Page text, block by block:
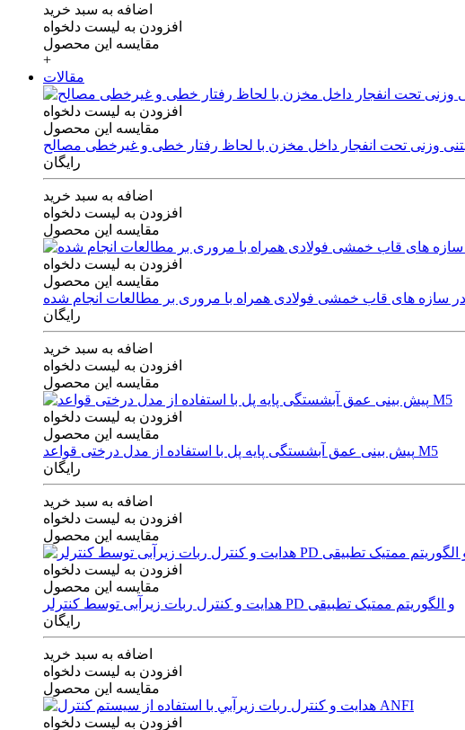
اضافه به سبد خرید
افزودن به لیست دلخواه
مقایسه این محصول
+
مقالات
افزودن به لیست دلخواه
مقایسه این محصول
بتنی وزنی تحت انفجار داخل مخزن با لحاظ رفتار خطی و غیرخطی مصالح
رایگان
اضافه به سبد خرید
افزودن به لیست دلخواه
مقایسه این محصول
افزودن به لیست دلخواه
مقایسه این محصول
در سازه های قاب خمشی فولادی همراه با مروری بر مطالعات انجام شده
رایگان
اضافه به سبد خرید
افزودن به لیست دلخواه
مقایسه این محصول
افزودن به لیست دلخواه
مقایسه این محصول
پیش بینی عمق آبشستگی پایه پل با استفاده از مدل درختی قواعد M5
رایگان
اضافه به سبد خرید
افزودن به لیست دلخواه
مقایسه این محصول
افزودن به لیست دلخواه
مقایسه این محصول
هدایت و کنترل ربات زیرآبی توسط کنترلر PD و الگوریتم ممتیک تطبیقی
رایگان
اضافه به سبد خرید
افزودن به لیست دلخواه
مقایسه این محصول
افزودن به لیست دلخواه